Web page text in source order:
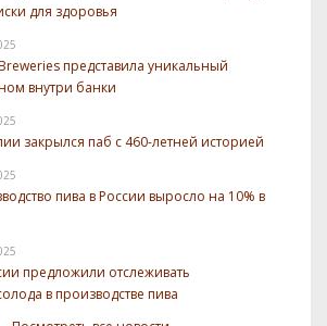
для здоровья
представила уникальный
внутри банки
закрылся паб с 460-летней историей
пива в России выросло на 10% в
предложили отслеживать
в производстве пива